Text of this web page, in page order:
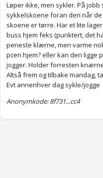
Løper ikke, men sykler. På
sykkelskoene foran den når
skoene er tørre. Har et lite
buss hjem feks (punktert, det
peneste klærne, men varme
pcen hjem? eller kan den ligge
jogger. Holder forresten
Altså frem og tilbake mandag,
Evt annenhver dag sykle/jogge
Anonymkode: 8f731...cc4